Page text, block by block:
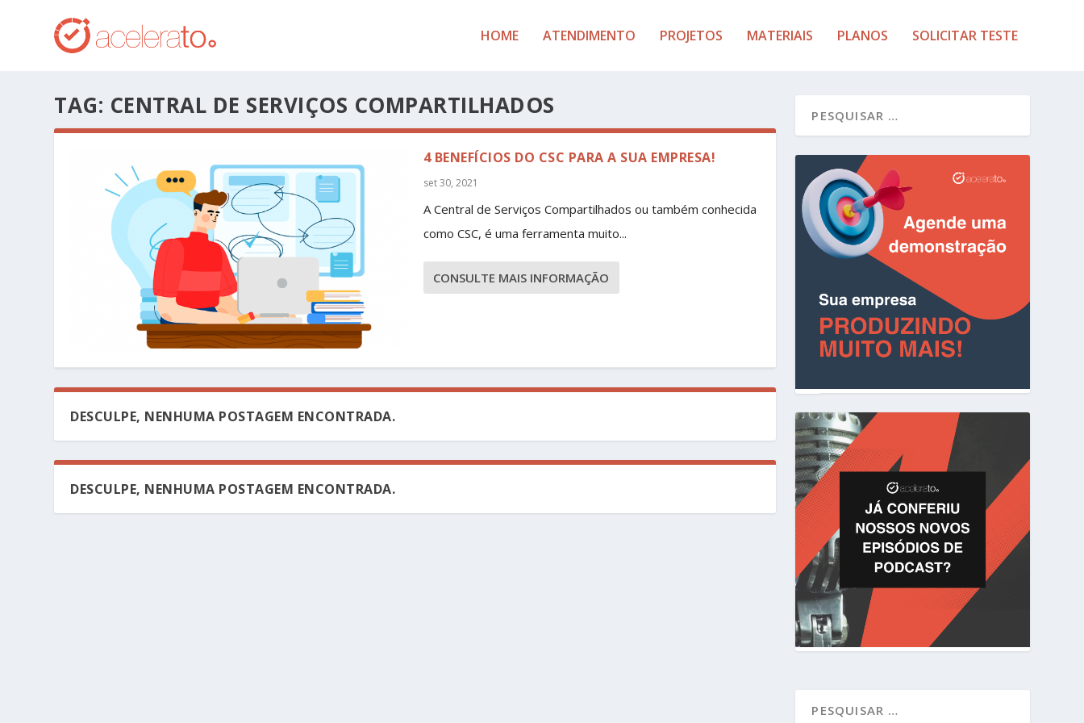
HOME ATENDIMENTO PROJETOS MATERIAIS PLANOS SOLICITAR TESTE
TAG: CENTRAL DE SERVIÇOS COMPARTILHADOS
4 BENEFÍCIOS DO CSC PARA A SUA EMPRESA!
set 30, 2021
A Central de Serviços Compartilhados ou também conhecida
como CSC, é uma ferramenta muito...
CONSULTE MAIS INFORMAÇÃO
DESCULPE, NENHUMA POSTAGEM ENCONTRADA.
DESCULPE, NENHUMA POSTAGEM ENCONTRADA.